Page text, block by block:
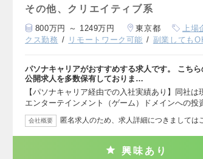
その他、クリエイティブ系
800万円 ～ 1249万円 東京都 上場
クス勤務
リモートワーク可能 副業しても
パソナキャリアがおすすめする求人です。 こち
公開求人を多数保有しておりま…
【パソナキャリア経由での入社実績あり】同社
エンターテインメント（ゲーム）ドメインへの投
会社概要 匿名求人のため、求人詳細につきましては
興味あり